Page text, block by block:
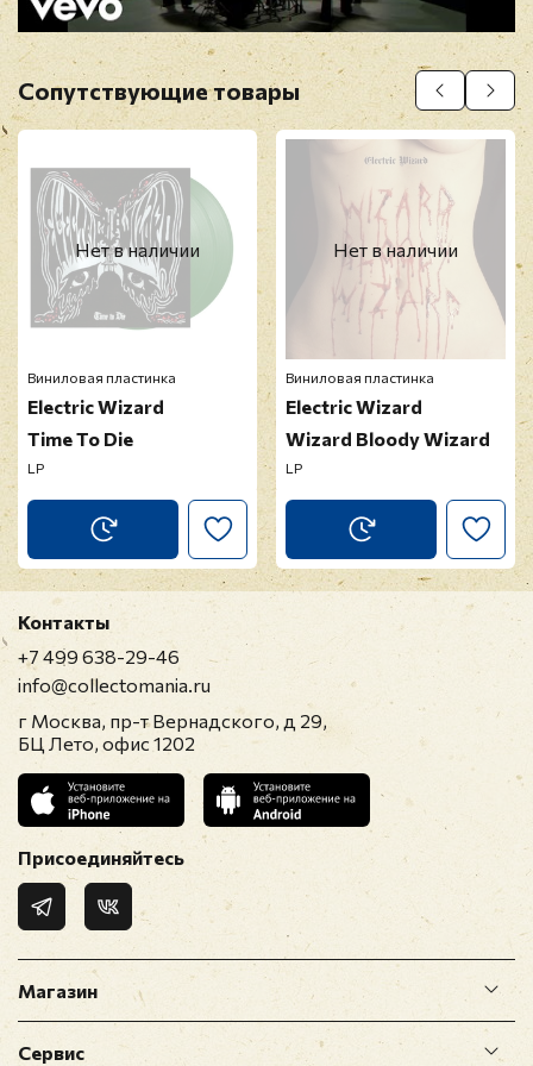
Прикрепить фото
Оставить отзыв
Перед публикацией отзывы проходят
модерацию
Сопутствующие товары
Нет в наличии
Виниловая пластинка
Electric Wizard
Time To Die
LP
Нет в наличии
Виниловая пластинка
Electric Wizard
Wizard Bloody Wizard
LP
Магазин
Сервис
Контакты
+7 499 638-29-46
info@collectomania.ru
г Москва, пр-т Вернадского, д 29,
БЦ Лето, офис 1202
Присоединяйтесь